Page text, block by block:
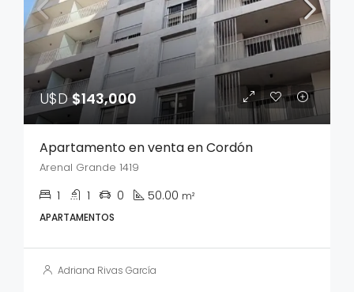
U$D$143,000
Apartamento en venta en Cordón
Arenal Grande 1419
1 1 0 50.00 m²
APARTAMENTOS
Adriana Rivas García